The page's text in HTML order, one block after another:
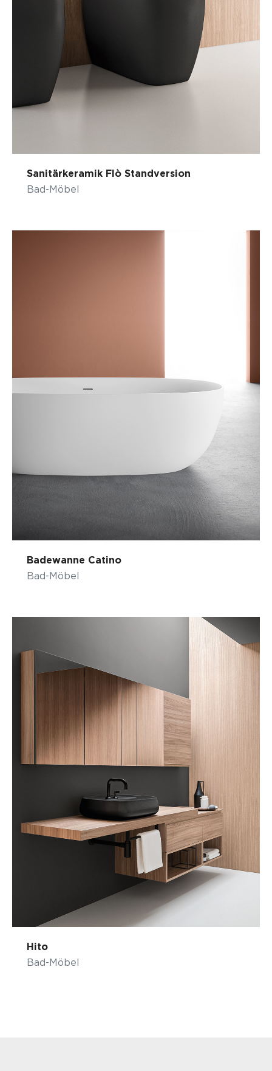
Sanitärkeramik Flò Standversion
Bad-Möbel
Badewanne Catino
Bad-Möbel
Hito
Bad-Möbel